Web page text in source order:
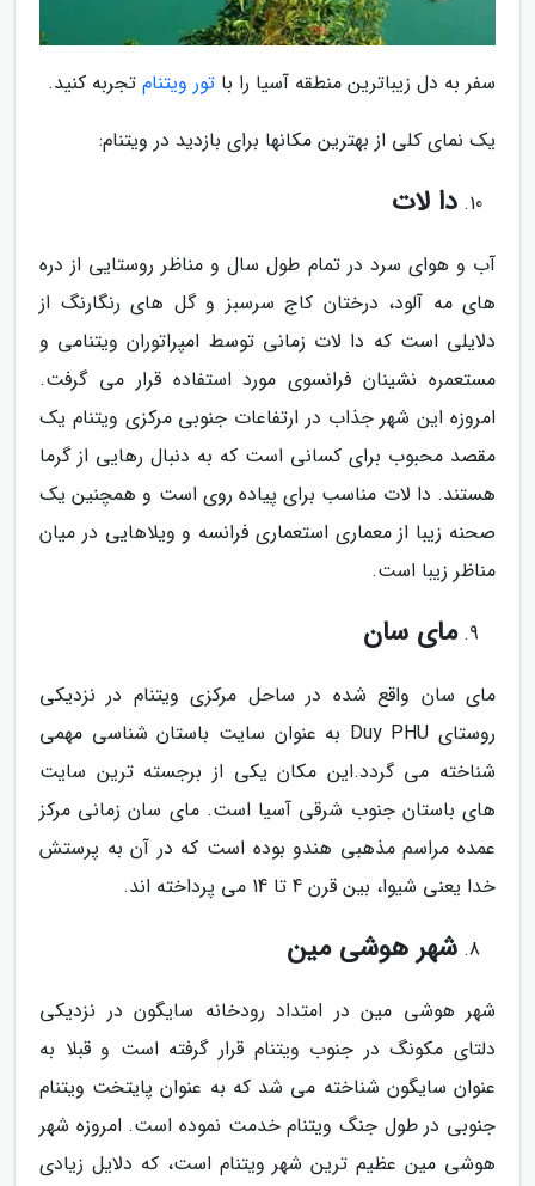
سفر به دل زیباترین منطقه آسیا را با تور ویتنام تجربه کنید.
یک نمای کلی از بهترین مکانها برای بازدید در ویتنام:
دا لات
آب و هوای سرد در تمام طول سال و مناظر روستایی از دره
های مه آلود، درختان کاج سرسبز و گل های رنگارنگ از
دلایلی است که دا لات زمانی توسط امپراتوران ویتنامی و
مستعمره نشینان فرانسوی مورد استفاده قرار می گرفت.
امروزه این شهر جذاب در ارتفاعات جنوبی مرکزی ویتنام یک
مقصد محبوب برای کسانی است که به دنبال رهایی از گرما
هستند. دا لات مناسب برای پیاده روی است و همچنین یک
صحنه زیبا از معماری استعماری فرانسه و ویلاهایی در میان
مناظر زیبا است.
مای سان
مای سان واقع شده در ساحل مرکزی ویتنام در نزدیکی
روستای Duy PHU به عنوان سایت باستان شناسی مهمی
شناخته می گردد.این مکان یکی از برجسته ترین سایت
های باستان جنوب شرقی آسیا است. مای سان زمانی مرکز
عمده مراسم مذهبی هندو بوده است که در آن به پرستش
خدا یعنی شیوا، بین قرن 4 تا 14 می پرداخته اند.
شهر هوشی مین
شهر هوشی مین در امتداد رودخانه سایگون در نزدیکی
دلتای مکونگ در جنوب ویتنام قرار گرفته است و قبلا به
عنوان سایگون شناخته می شد که به عنوان پایتخت ویتنام
جنوبی در طول جنگ ویتنام خدمت نموده است. امروزه شهر
هوشی مین عظیم ترین شهر ویتنام است، که دلایل زیادی